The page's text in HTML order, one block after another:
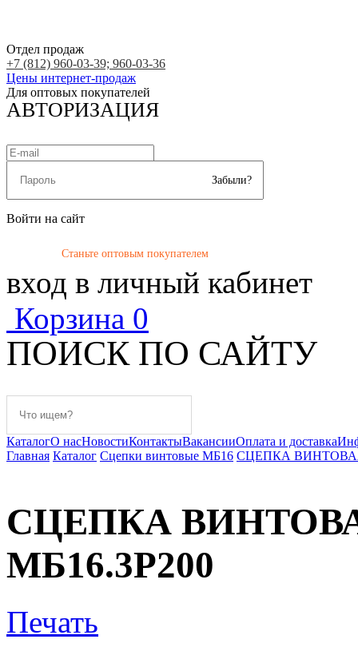
Отдел продаж
+7 (812) 960-03-39; 960-03-36
Цены интернет-продаж
Для оптовых покупателей
АВТОРИЗАЦИЯ
Забыли?
Войти на сайт
Станьте оптовым покупателем
вход в личный кабинет
Корзина 0
ПОИСК ПО САЙТУ
КаталогО насНовостиКонтактыВакансииОплата и доставка
Главная Каталог Сцепки винтовые МБ16 СЦЕПКА
СЦЕПКА
МБ16.3Р200
Печать